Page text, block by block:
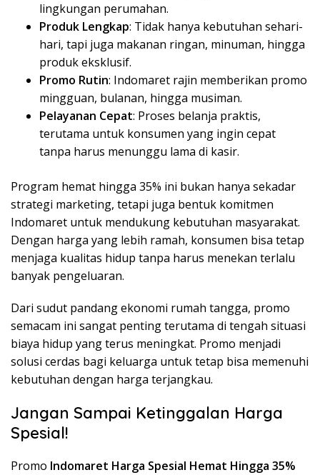
lingkungan perumahan.
Produk Lengkap: Tidak hanya kebutuhan sehari-
hari, tapi juga makanan ringan, minuman, hingga
produk eksklusif.
Promo Rutin: Indomaret rajin memberikan promo
mingguan, bulanan, hingga musiman.
Pelayanan Cepat: Proses belanja praktis,
terutama untuk konsumen yang ingin cepat
tanpa harus menunggu lama di kasir.
Program hemat hingga 35% ini bukan hanya sekadar
strategi marketing, tetapi juga bentuk komitmen
Indomaret untuk mendukung kebutuhan masyarakat.
Dengan harga yang lebih ramah, konsumen bisa tetap
menjaga kualitas hidup tanpa harus menekan terlalu
banyak pengeluaran.
Dari sudut pandang ekonomi rumah tangga, promo
semacam ini sangat penting terutama di tengah situasi
biaya hidup yang terus meningkat. Promo menjadi
solusi cerdas bagi keluarga untuk tetap bisa memenuhi
kebutuhan dengan harga terjangkau.
Jangan Sampai Ketinggalan Harga
Spesial!
Promo Indomaret Harga Spesial Hemat Hingga 35%